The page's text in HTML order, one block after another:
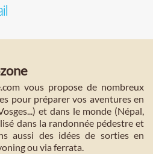
vous propose de nombreux
pour préparer vos aventures en
et dans le monde (Népal,
dans la randonnée pédestre et
aussi des idées de sorties en
ou via ferrata.